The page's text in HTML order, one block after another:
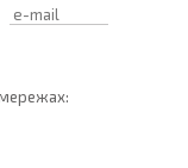
мережах: